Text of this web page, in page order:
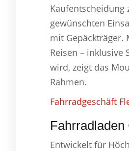
Kaufentscheidung
gewünschten
mit Gepäckträger.
Reisen – inklusive
wird, zeigt das
Rahmen.
Fahrradgeschäft
Entwickelt für